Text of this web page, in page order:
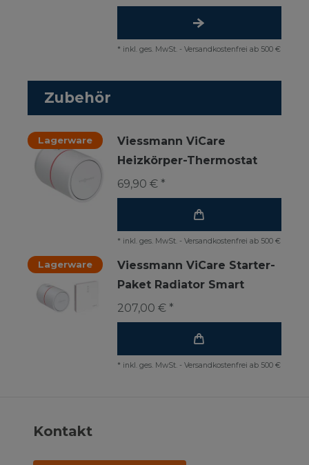
* inkl. ges. MwSt. - Versandkostenfrei ab 500 €
Zubehör
Lagerware
Viessmann ViCare
Heizkörper-Thermostat
69,90 € *
* inkl. ges. MwSt. - Versandkostenfrei ab 500 €
Lagerware
Viessmann ViCare Starter-
Paket Radiator Smart
207,00 € *
* inkl. ges. MwSt. - Versandkostenfrei ab 500 €
Kontakt